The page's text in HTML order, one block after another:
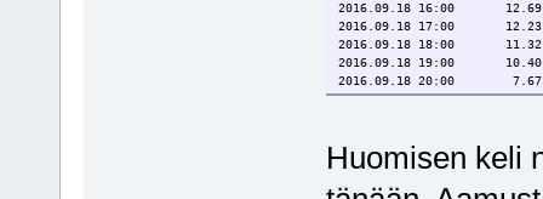
2016.09.18
2016.09.18
2016.09.18
2016.09.18
2016.09.18
Huomisen keli